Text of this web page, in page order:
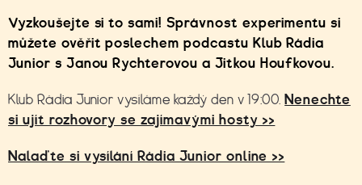
Vyzkoušejte si to sami! Správnost experimentu si
můžete ověřit poslechem podcastu Klub Rádia
Junior s Janou Rychterovou a Jitkou Houfkovou.
Klub Rádia Junior vysíláme každý den v 19:00.Nenechte
si ujít rozhovory se zajímavými hosty >>
Nalaďte si vysílání Rádia Junior online >>